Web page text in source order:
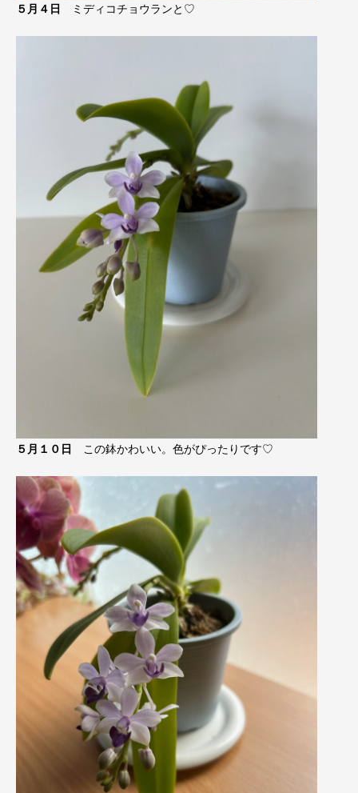
５月４日 ミディコチョウランと♡
５月１０日 この鉢かわいい。色がぴったりです♡